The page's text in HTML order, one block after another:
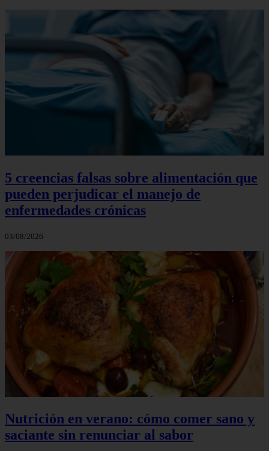
5 creencias falsas sobre alimentación que
pueden perjudicar el manejo de
enfermedades crónicas
03/08/2026
Nutrición en verano: cómo comer sano y
saciante sin renunciar al sabor